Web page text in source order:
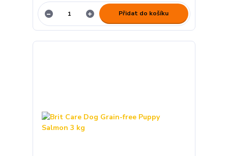
Přidat do košíku